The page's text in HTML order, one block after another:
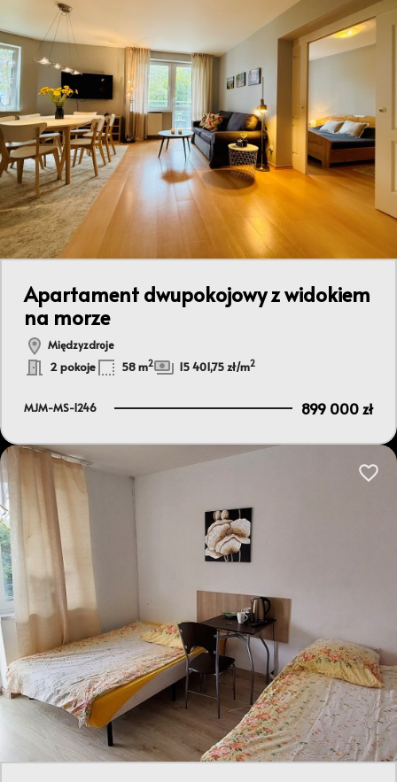
Apartament dwupokojowy z widokiem
na morze
Międzyzdroje
2 pokoje 58 m2 15 401,75 zł/m2
MJM-MS-1246 899 000 zł